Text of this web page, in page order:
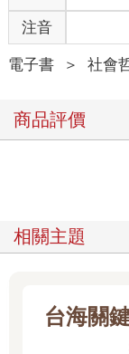
注音
電子書 ＞ 社會
商品評價
相關主題
台海關